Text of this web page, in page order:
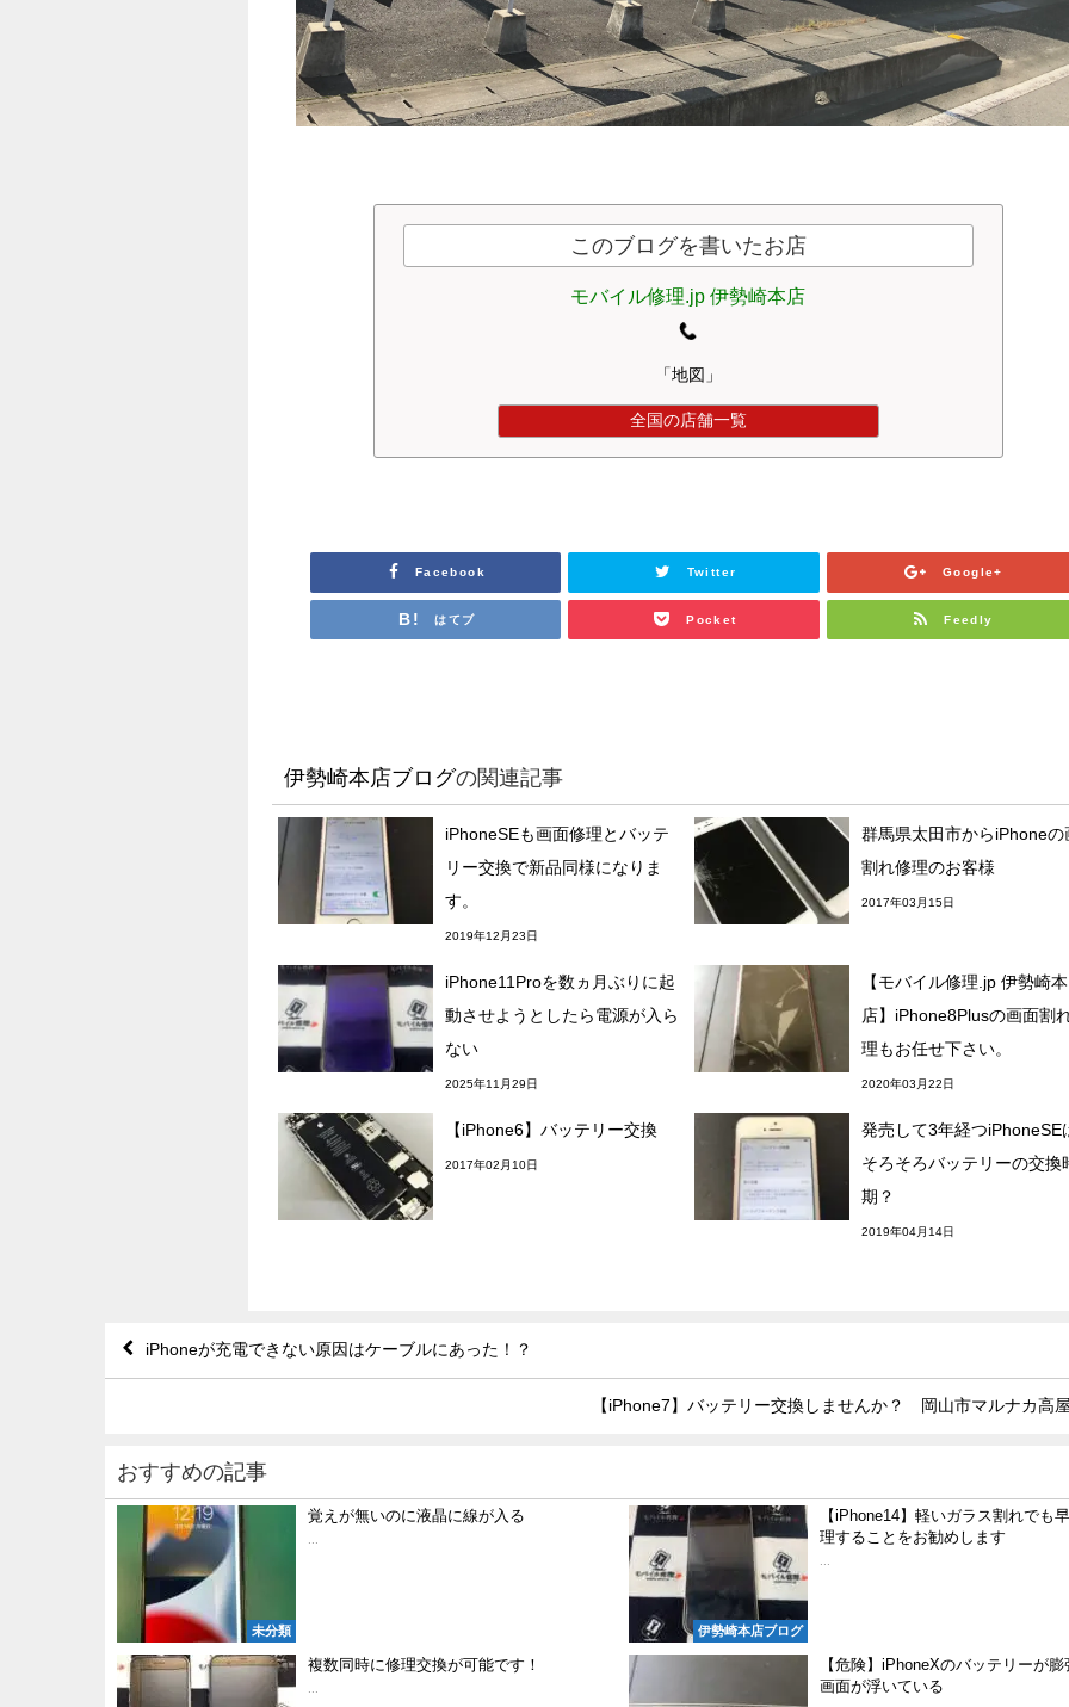
このブログを書いたお店
モバイル修理.jp 伊勢崎本店
「地図」
全国の店舗一覧
Facebook Twitter Google+
はてブ Pocket Feedly
伊勢崎本店ブログの関連記事
iPhoneSEも画面修理とバッテ
リー交換で新品同様になりま
す。
2019年12月23日
群馬県太田市からiPhoneの
割れ修理のお客様
2017年03月15日
iPhone11Proを数ヵ月ぶりに起
動させようとしたら電源が入ら
ない
2025年11月29日
【モバイル修理.jp 伊勢崎本
店】iPhone8Plusの画面割
理もお任せ下さい。
2020年03月22日
【iPhone6】バッテリー交換
2017年02月10日
発売して3年経つiPhoneSE
そろそろバッテリーの交換
期？
2019年04月14日
iPhoneが充電できない原因はケーブルにあった！？
【iPhone7】バッテリー交換しませんか？ 岡山市マルナカ高
おすすめの記事
未分類
覚えが無いのに液晶に線が入る
伊勢崎本店ブログ
【iPhone14】軽いガラス割れでも
理することをお勧めします
複数同時に修理交換が可能です！
【危険】iPhoneXのバッテリーが膨
画面が浮いている